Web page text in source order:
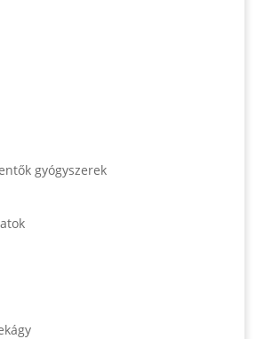
gyógyszerek